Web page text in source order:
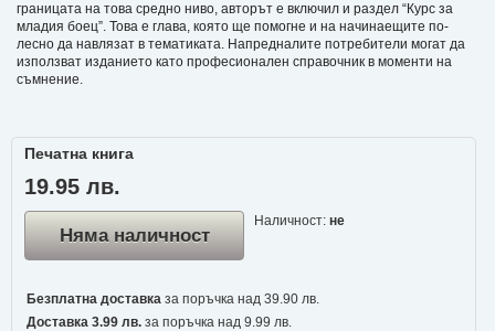
границата на това средно ниво, авторът е включил и раздел “Курс за
младия боец”. Това е глава, която ще помогне и на начинаещите по-
лесно да навлязат в тематиката. Напредналите потребители могат да
използват изданието като професионален справочник в моменти на
съмнение.
Печатна книга
19.95 лв.
Няма наличност
Наличност: не
Безплатна доставказа поръчка над 39.90 лв.
Доставка 3.99 лв.за поръчка над 9.99 лв.